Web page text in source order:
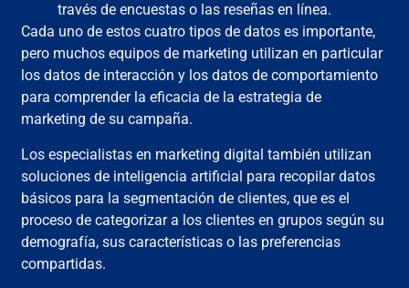
través de encuestas o las reseñas en línea.
Cada uno de estos cuatro tipos de datos es importante,
pero muchos equipos de marketing utilizan en particular
los datos de interacción y los datos de comportamiento
para comprender la eficacia de la estrategia de
marketing de su campaña.
Los especialistas en marketing digital también utilizan
soluciones de inteligencia artificial para recopilar datos
básicos para la segmentación de clientes, que es el
proceso de categorizar a los clientes en grupos según su
demografía, sus características o las preferencias
compartidas.